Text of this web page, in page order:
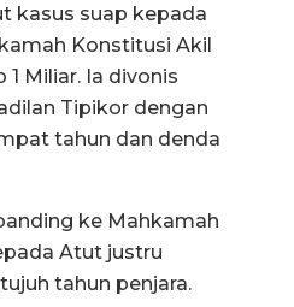
kasus suap kepada
Konstitusi Akil
Miliar. Ia divonis
Tipikor dengan
tahun dan denda
ke Mahkamah
Atut justru
tahun penjara.